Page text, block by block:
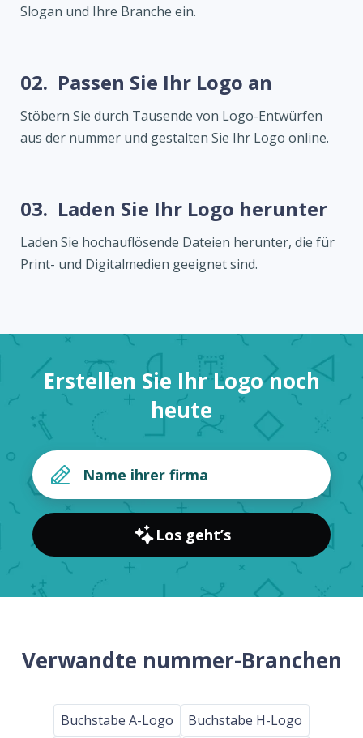
Slogan und Ihre Branche ein.
02. Passen Sie Ihr Logo an
Stöbern Sie durch Tausende von Logo-Entwürfen
aus der nummer und gestalten Sie Ihr Logo online.
03. Laden Sie Ihr Logo herunter
Laden Sie hochauflösende Dateien herunter, die für
Print- und Digitalmedien geeignet sind.
Erstellen Sie Ihr Logo noch
heute
Los geht’s
Verwandte nummer-Branchen
Buchstabe A-Logo Buchstabe H-Logo